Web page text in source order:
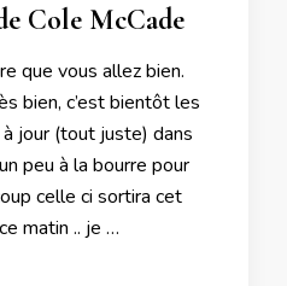
Cole McCade
que vous allez bien.
bien, c’est bientôt les
jour (tout juste) dans
peu à la bourre pour
celle ci sortira cet
matin .. je …